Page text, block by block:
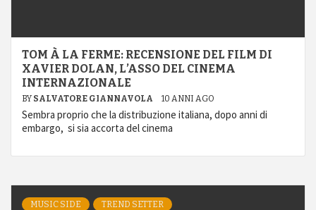
TOM À LA FERME: RECENSIONE DEL FILM DI
XAVIER DOLAN, L’ASSO DEL CINEMA
INTERNAZIONALE
BY SALVATORE GIANNAVOLA 10 ANNI AGO
Sembra proprio che la distribuzione italiana, dopo anni di
embargo, si sia accorta del cinema
MUSIC SIDE TREND SETTER